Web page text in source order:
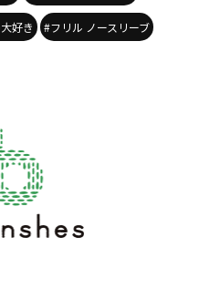
好き #フリル ノースリーブ